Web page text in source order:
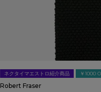
ネクタイマエストロ紹介商品 ￥1000
Robert Fraser